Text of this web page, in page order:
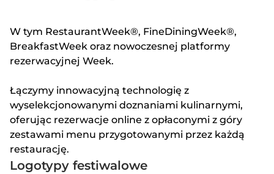
W tym RestaurantWeek®, FineDiningWeek®,
BreakfastWeek oraz nowoczesnej platformy
rezerwacyjnej Week.
Łączymy innowacyjną technologię z
wyselekcjonowanymi doznaniami kulinarnymi,
oferując rezerwacje online z opłaconymi z góry
zestawami menu przygotowanymi przez każdą
restaurację.
Logotypy festiwalowe